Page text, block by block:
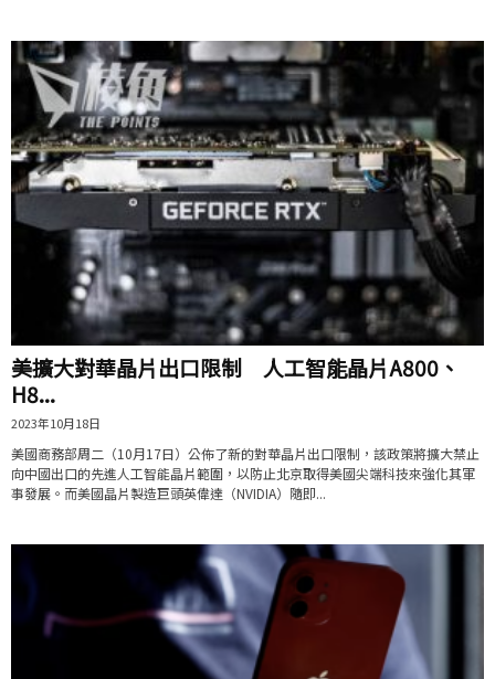
美擴大對華晶片出口限制 人工智能晶片A800、
H8...
2023年10月18日
美國商務部周二（10月17日）公佈了新的對華晶片出口限制，該政策將擴大禁止
向中國出口的先進人工智能晶片範圍，以防止北京取得美國尖端科技來強化其軍
事發展。而美國晶片製造巨頭英偉達（NVIDIA）隨即...